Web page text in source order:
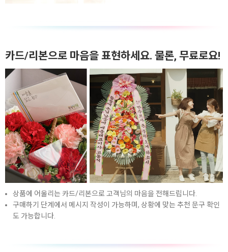
카드/리본으로 마음을 표현하세요. 물론, 무료로요!
상품에 어울리는 카드/리본으로 고객님의 마음을 전해드립니다.
구매하기 단계에서 메시지 작성이 가능하며, 상황에 맞는 추천 문구 확인
도 가능합니다.